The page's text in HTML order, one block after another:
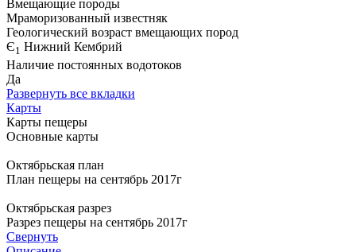
Вмещающие породы
Мраморизованный известняк
Геологический возраст вмещающих пород
Є1 Нижний Кембрий
Наличие постоянных водотоков
Да
Развернуть все вкладки
Карты
Карты пещеры
Основные карты
Октябрьская план
План пещеры на сентябрь 2017г
Октябрьская разрез
Разрез пещеры на сентябрь 2017г
Свернуть